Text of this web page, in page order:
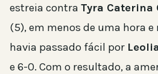
estreia contra Tyra Caterina
(5), em menos de uma hora e
havia passado fácil por
e 6-0. Com o resultado, a